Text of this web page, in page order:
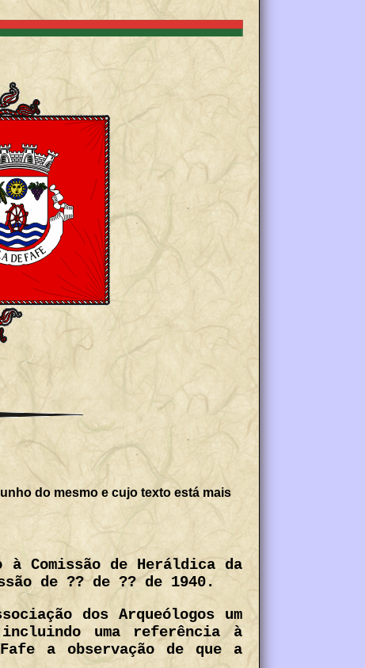
do mesmo e cujo texto está mais
Comissão de Heráldica da
de ?? de ?? de 1940.
dos Arqueólogos um
uma referência à
a observação de que a